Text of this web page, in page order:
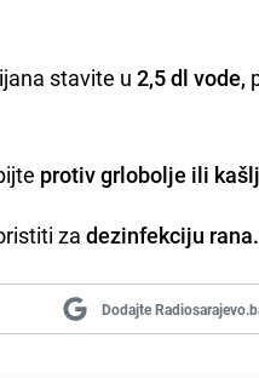
stavite u2,5 dl vode,
protiv grlobolje ili
zadezinfekciju rana.
Dodajte